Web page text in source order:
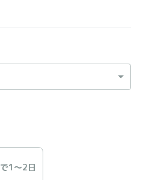
1〜2日